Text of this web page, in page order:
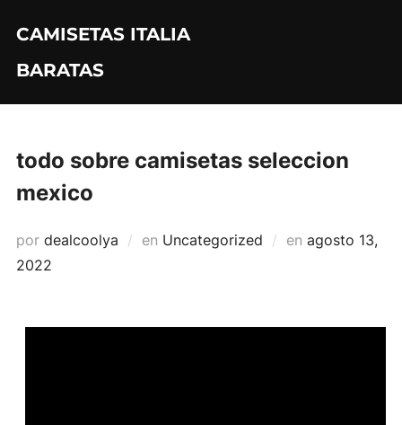
contenido
CAMISETAS ITALIA
BARATAS
todo sobre camisetas seleccion
mexico
por dealcoolya en Uncategorized en Publicado
agosto 13,
2022